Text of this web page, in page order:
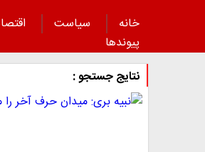
خانه سیاست
پیوند‌ها
نتایج جستجو :